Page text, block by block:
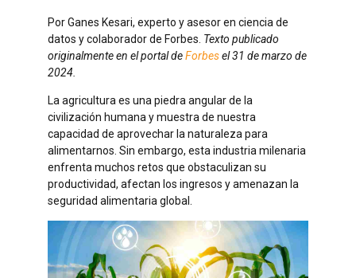
Por Ganes Kesari, experto y asesor en ciencia de
datos y colaborador de Forbes. Texto publicado
originalmente en el portal deForbesel 31 de marzo de
2024.
La agricultura es una piedra angular de la
civilización humana y muestra de nuestra
capacidad de aprovechar la naturaleza para
alimentarnos. Sin embargo, esta industria milenaria
enfrenta muchos retos que obstaculizan su
productividad, afectan los ingresos y amenazan la
seguridad alimentaria global.